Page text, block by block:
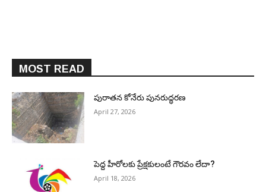
MOST READ
పురాత‌న కోనేరు పున‌రుద్ధ‌ర‌ణ
April 27, 2026
పెద్ద హీరోల‌కు ప్రేక్ష‌కులంటే గౌర‌వం లేదా?
April 18, 2026